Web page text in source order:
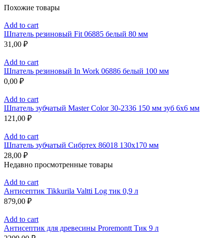
Похожие товары
Add to cart
Шпатель резиновый Fit 06885 белый 80 мм
31,00 ₽
Add to cart
Шпатель резиновый In Work 06886 белый 100 мм
0,00 ₽
Add to cart
Шпатель зубчатый Master Color 30-2336 150 мм зуб 6х6 мм
121,00 ₽
Add to cart
Шпатель зубчатый Сибртех 86018 130х170 мм
28,00 ₽
Недавно просмотренные товары
Add to cart
Антисептик Tikkurila Valtti Log тик 0,9 л
879,00 ₽
Add to cart
Антисептик для древесины Proremontt Тик 9 л